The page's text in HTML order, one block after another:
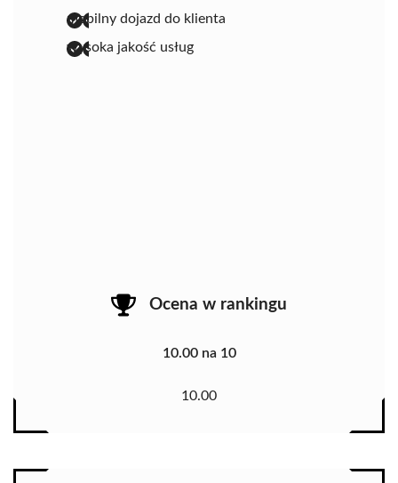
mobilny dojazd do klienta
wysoka jakość usług
Ocena w rankingu
10.00 na 10
10.00